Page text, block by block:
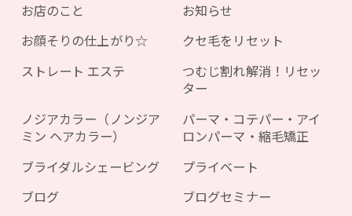
お店のこと
お知らせ
お顔そりの仕上がり☆
クセ毛をリセット
ストレート エステ
つむじ割れ解消！リセッ
ター
ノジアカラー（ノンジア
ミン ヘアカラー）
パーマ・コテパー・アイ
ロンパーマ・縮毛矯正
ブライダルシェービング
プライベート
ブログ
ブログセミナー